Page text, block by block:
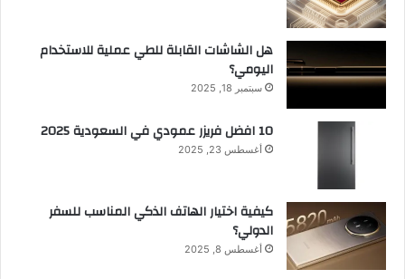
هل الشاشات القابلة للطي عملية للاستخدام
اليومي؟
سبتمبر 18, 2025
10 افضل فريزر عمودي​ في السعودية​ 2025
أغسطس 23, 2025
كيفية اختيار الهاتف الذكي المناسب للسفر
الدولي؟
أغسطس 8, 2025